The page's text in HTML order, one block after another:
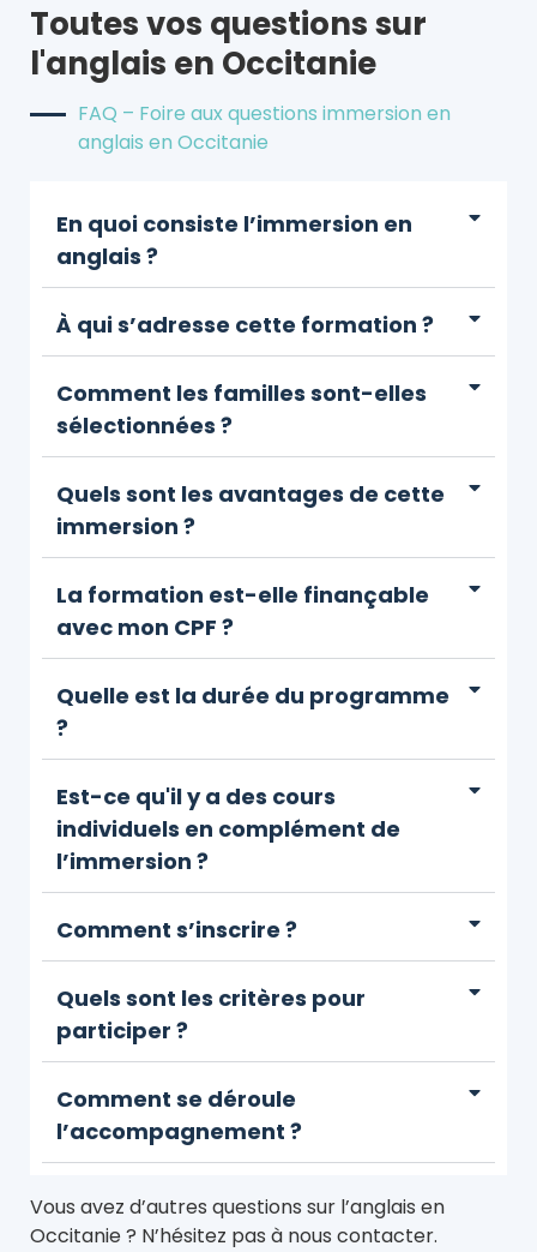
Toutes vos questions sur
l'anglais en Occitanie
FAQ – Foire aux questions immersion en
anglais en Occitanie
En quoi consiste l’immersion en
anglais ?
À qui s’adresse cette formation ?
Comment les familles sont-elles
sélectionnées ?
Quels sont les avantages de cette
immersion ?
La formation est-elle finançable
avec mon CPF ?
Quelle est la durée du programme
?
Est-ce qu'il y a des cours
individuels en complément de
l’immersion ?
Comment s’inscrire ?
Quels sont les critères pour
participer ?
Comment se déroule
l’accompagnement ?
Vous avez d’autres questions sur l’anglais en
Occitanie ? N’hésitez pas à nous contacter.